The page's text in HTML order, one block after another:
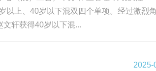
上、40岁以下混双四个单项。经过激烈
轩获得40岁以下混...
2025-